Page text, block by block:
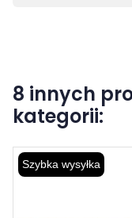
8 innych
kategorii:
Szybka wysyłka